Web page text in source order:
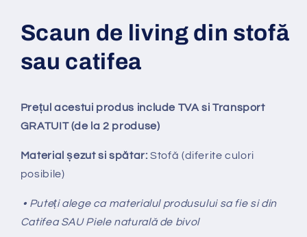
Scaun de living din stofă
sau catifea
Prețul acestui produs include TVA si Transport
GRATUIT (de la 2 produse)
Material șezut si spătar: Stofă (diferite culori
posibile)
• Puteți alege ca materialul produsului sa fie si din
Catifea SAU Piele naturală de bivol